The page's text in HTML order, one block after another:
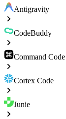
Antigravity
CodeBuddy
Command Code
Cortex Code
Junie